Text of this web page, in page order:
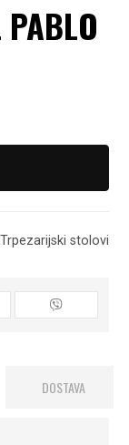
Trpezarijski stolovi
DOSTAVA